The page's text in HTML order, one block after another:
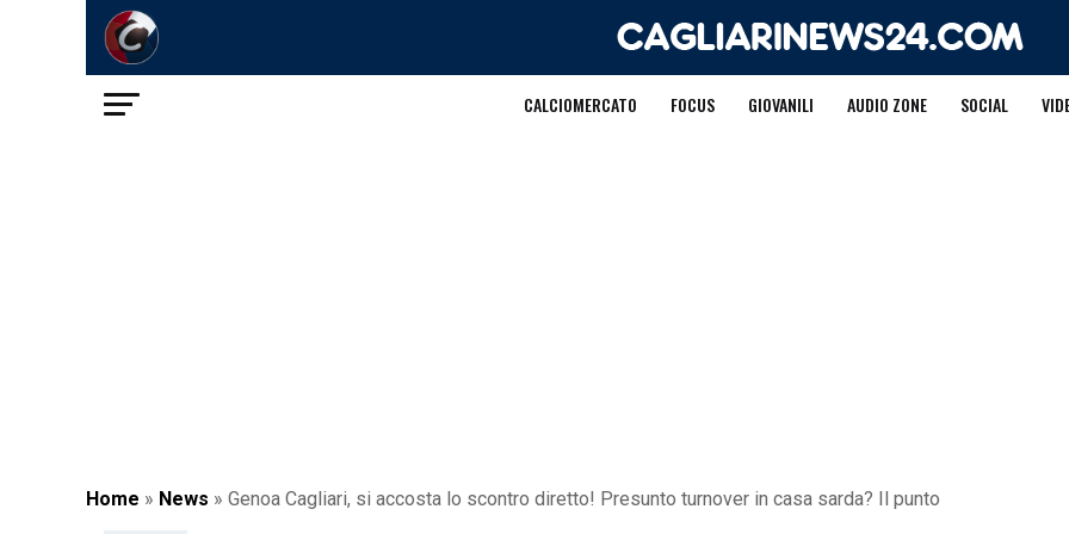
CALCIOMERCATO FOCUS GIOVANILI AUDIO ZONE SOCIAL
Home » News » Genoa Cagliari, si accosta lo scontro diretto! Presunto turnover in casa sarda? Il punto